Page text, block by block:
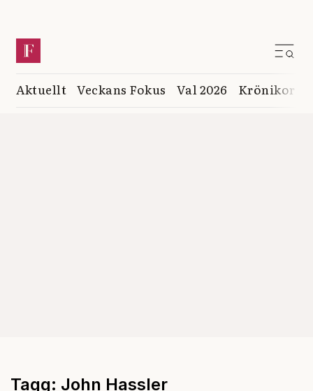
Aktuellt Veckans Fokus Val 2026 Krönikor
Tagg: John Hassler